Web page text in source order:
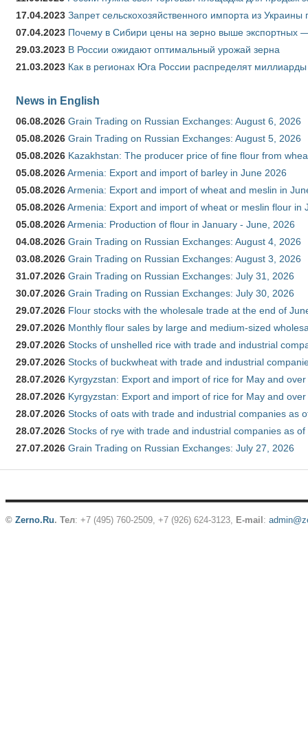
17.04.2023 Запрет сельскохозяйственного импорта из
07.04.2023 Почему в Сибири цены на зерно выше экспортных
29.03.2023 В России ожидают оптимальный урожай зерна
21.03.2023 Как в регионах Юга России распределят
News in English
06.08.2026 Grain Trading on Russian Exchanges: August 6, 2026
05.08.2026 Grain Trading on Russian Exchanges: August 5, 2026
05.08.2026 Kazakhstan: The producer price of fine flour from
05.08.2026Armenia: Export and import of barley in June 2026
05.08.2026Armenia: Export and import of wheat and meslin in
05.08.2026Armenia: Export and import of wheat or meslin flour in
05.08.2026Armenia: Production of flour in January - June, 2026
04.08.2026 Grain Trading on Russian Exchanges: August 4, 2026
03.08.2026 Grain Trading on Russian Exchanges: August 3, 2026
31.07.2026 Grain Trading on Russian Exchanges: July 31, 2026
30.07.2026 Grain Trading on Russian Exchanges: July 30, 2026
29.07.2026 Flour stocks with the wholesale trade at the end of
29.07.2026 Monthly flour sales by large and medium-sized
29.07.2026 Stocks of unshelled rice with trade and industrial
29.07.2026 Stocks of buckwheat with trade and industrial
28.07.2026 Kyrgyzstan: Export and import of rice for May and
28.07.2026 Kyrgyzstan: Export and import of rice for May and
28.07.2026 Stocks of oats with trade and industrial companies as
28.07.2026 Stocks of rye with trade and industrial companies as
27.07.2026 Grain Trading on Russian Exchanges: July 27, 2026
© Zerno.Ru. Тел: +7 (495) 760-2509, +7 (926) 624-3123, E-mail :